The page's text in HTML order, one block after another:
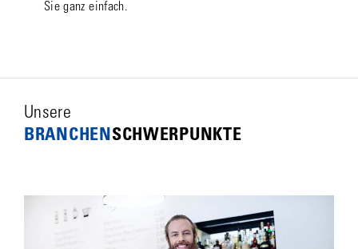
Sie ganz einfach.
Unsere
BRANCHEN­­SCHWERPUNKTE